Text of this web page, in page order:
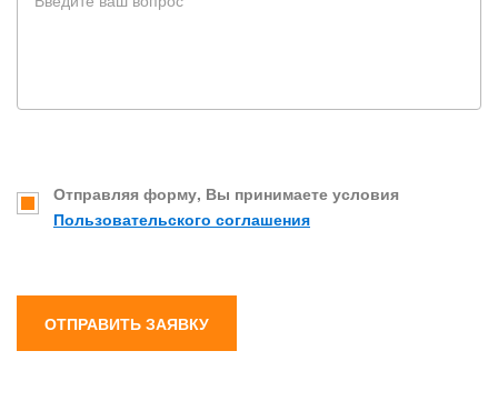
Отправляя форму, Вы принимаете условия
Пользовательского соглашения
ОТПРАВИТЬ ЗАЯВКУ